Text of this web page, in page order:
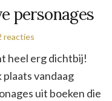
personages
reacties
heel erg dichtbij!
vandaag
uit boeken die